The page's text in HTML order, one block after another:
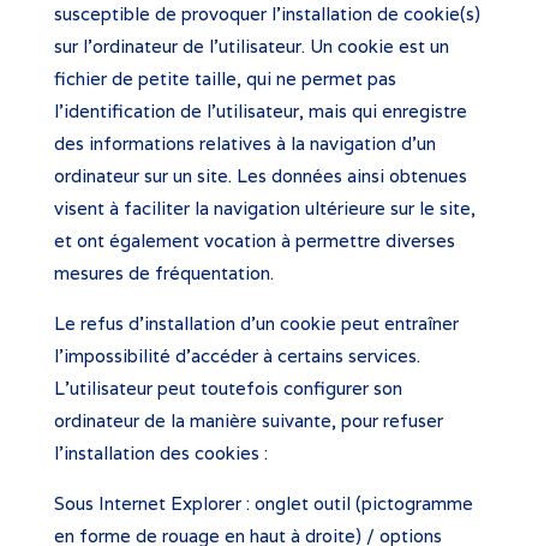
susceptible de provoquer l’installation de cookie(s)
sur l’ordinateur de l’utilisateur. Un cookie est un
fichier de petite taille, qui ne permet pas
l’identification de l’utilisateur, mais qui enregistre
des informations relatives à la navigation d’un
ordinateur sur un site. Les données ainsi obtenues
visent à faciliter la navigation ultérieure sur le site,
et ont également vocation à permettre diverses
mesures de fréquentation.
Le refus d’installation d’un cookie peut entraîner
l’impossibilité d’accéder à certains services.
L’utilisateur peut toutefois configurer son
ordinateur de la manière suivante, pour refuser
l’installation des cookies :
Sous Internet Explorer : onglet outil (pictogramme
en forme de rouage en haut à droite) / options